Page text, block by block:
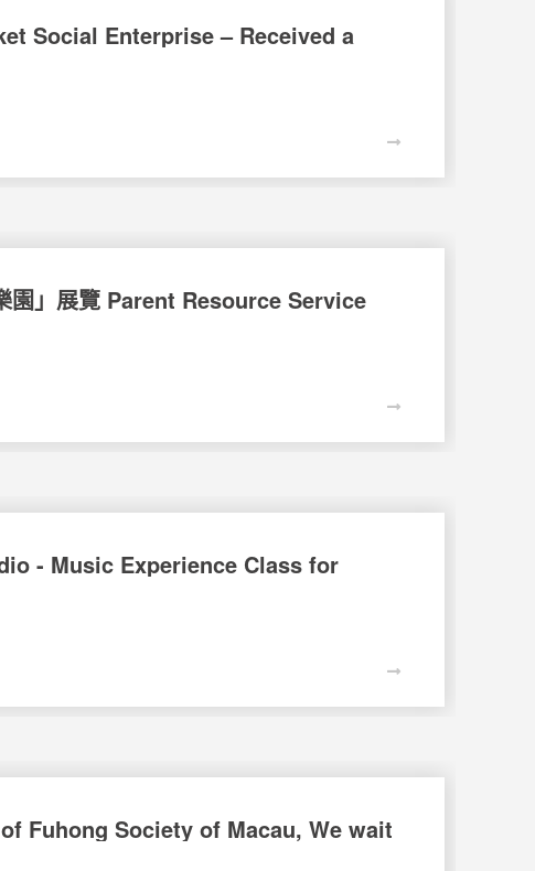
Social Enterprise – Received a
園」展覽 Parent Resource Service
- Music Experience Class for
Fuhong Society of Macau, We wait